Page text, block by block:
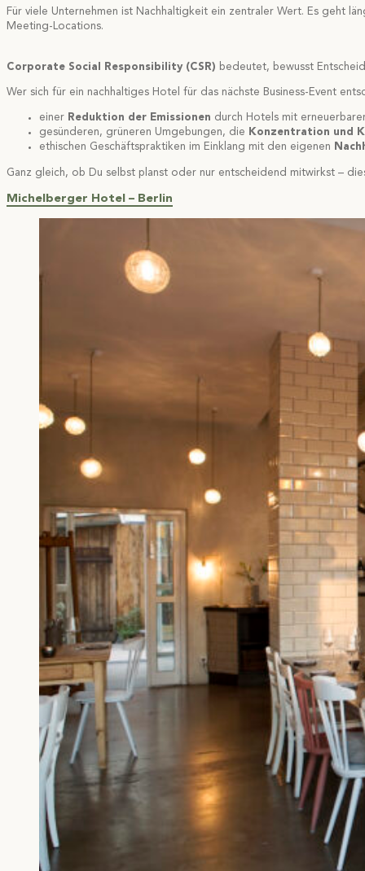
Für viele Unternehmen ist Nachhaltigkeit ein zentraler Wert. Es geht
Meeting-Locations.
Corporate Social Responsibility (CSR) bedeutet, bewusst
Wer sich für ein nachhaltiges Hotel für das nächste Business-Event
einer Reduktion der Emissionen durch Hotels mit
gesünderen, grüneren Umgebungen, die
Konzentration und
ethischen Geschäftspraktiken im Einklang mit den eigenen
Ganz gleich, ob Du selbst planst oder nur entscheidend mitwirkst –
Michelberger Hotel – Berlin